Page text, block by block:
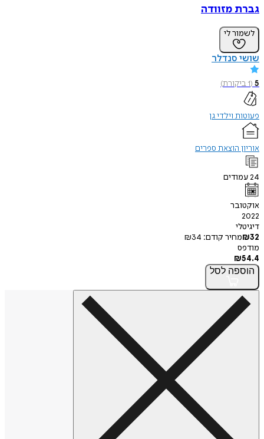
גברת מזוודה
לשמור לי
שושי סנדלר
5
(
1ביקורת)
פעוטות וילדי גן
אוריון הוצאת ספרים
24עמודים
אוקטובר
2022
דיגיטלי
₪32 מחיר קודם: ₪34
מודפס
₪54.4
הוספה לסל